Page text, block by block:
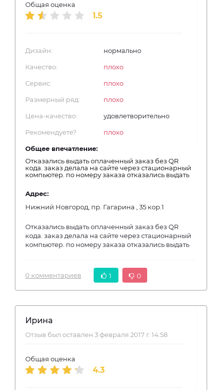
Общая оценка
1.5
Дизайн: нормально
Качество: плохо
Сервис: плохо
Размерный ряд: плохо
Цена-качество: удовлетворительно
Рекомендуете? плохо
Общее впечатление:
Отказались выдать оплаченный заказ без QR
кода. заказ делала на сайте через стационарный
компьютер. по номеру заказа отказались выдать
Адрес:
Нижний Новгород, пр. Гагарина , 35 кор.1
Отказались выдать оплаченный заказ без QR
кода. заказ делала на сайте через стационарный
компьютер. по номеру заказа отказались выдать
0 комментариев 1 0
Ирина
Отзыв был оставлен 3 февраля 2017 г. 14:58
Общая оценка
4.3